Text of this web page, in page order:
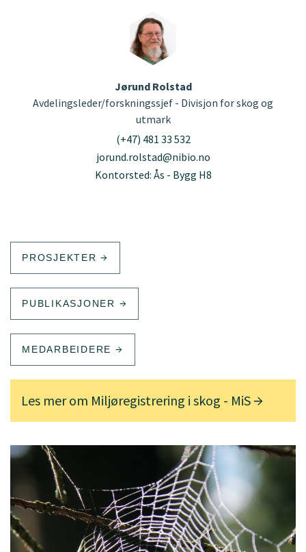
Jørund Rolstad
Avdelingsleder/forskningssjef - Divisjon for skog og
utmark
(+47) 481 33 532
jorund.rolstad@nibio.no
Kontorsted: Ås - Bygg H8
PROSJEKTER
PUBLIKASJONER
MEDARBEIDERE
Les mer om Miljøregistrering i skog - MiS